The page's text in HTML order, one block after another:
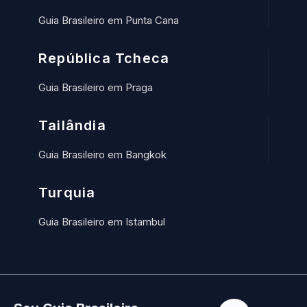
Guia Brasileiro em Punta Cana
República Tcheca
Guia Brasileiro em Praga
Tailândia
Guia Brasileiro em Bangkok
Turquia
Guia Brasileiro em Istambul